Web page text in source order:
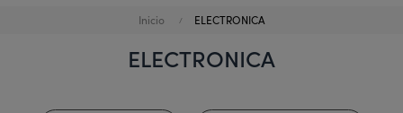
Inicio ELECTRONICA
ELECTRONICA